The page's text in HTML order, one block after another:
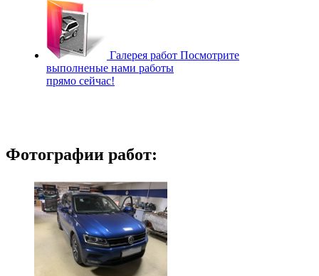
Галерея работ Посмотрите
выполненые нами работы
прямо сейчас!
Фотографии работ: